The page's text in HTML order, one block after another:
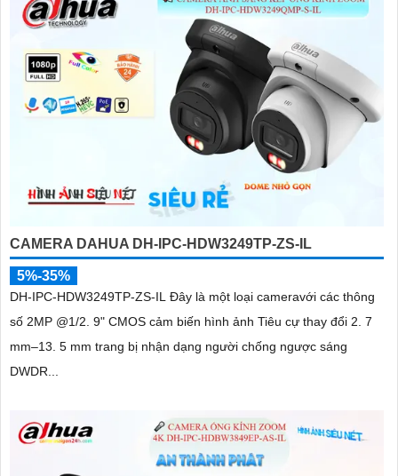
CAMERA DAHUA DH-IPC-HDW3249TP-ZS-IL
5%-35%
DH-IPC-HDW3249TP-ZS-IL Đây là một loại cameravới các thông
số 2MP @1/2. 9" CMOS cảm biến hình ảnh Tiêu cự thay đổi 2. 7
mm–13. 5 mm trang bị nhận dạng người chống ngược sáng
DWDR...